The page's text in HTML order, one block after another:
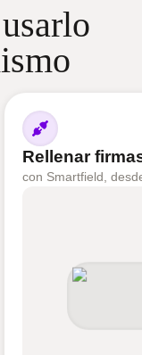
Rellenar
con Smartfield,